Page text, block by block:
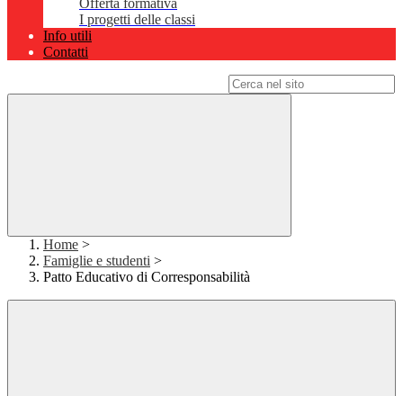
Offerta formativa
I progetti delle classi
Info utili
Contatti
Home >
Famiglie e studenti >
Patto Educativo di Corresponsabilità